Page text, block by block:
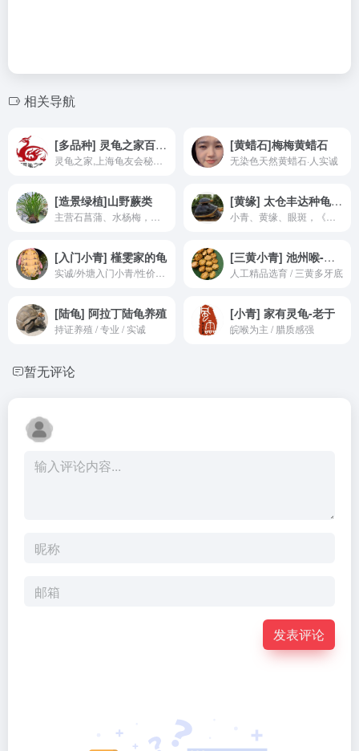
相关导航
[多品种] 灵龟之家百象馆-沈卫老师 [黄蜡石]梅梅黄蜡石
无染色天然黄蜡石·人实诚
[造景绿植]山野蕨类 [黄缘] 太仓丰达种龟场· 张景春创办
[入门小青] 槿雯家的龟 [三黄小青] 池州喉-梅子龟园
人工精品选育 / 三黄多牙底
[陆龟] 阿拉丁陆龟养殖
持证养殖 / 专业 / 实诚
[小青] 家有灵龟-老于
皖喉为主 / 腊质感强
暂无评论
发表评论